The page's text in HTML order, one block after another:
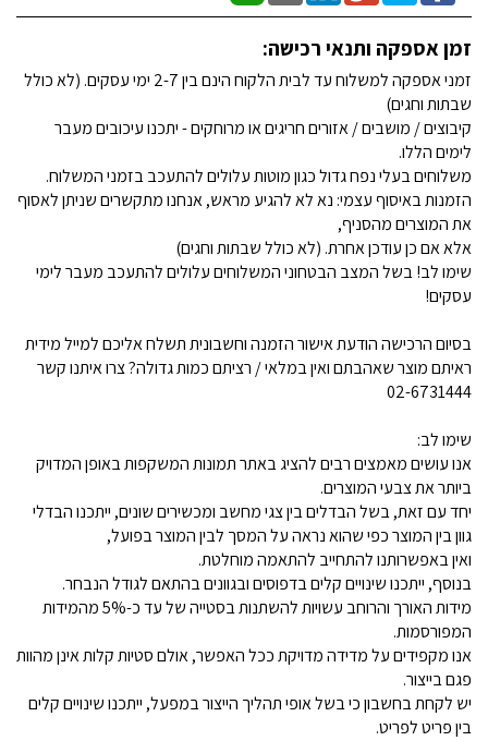
זמן אספקה ותנאי רכישה:
זמני אספקה למשלוח עד לבית הלקוח הינם בין 2-7 ימי עסקים. (לא כולל
שבתות וחגים)
קיבוצים / מושבים / אזורים חריגים או מרוחקים - יתכנו עיכובים מעבר
לימים הללו.
משלוחים בעלי נפח גדול כגון מוטות עלולים להתעכב בזמני המשלוח.
הזמנות באיסוף עצמי: נא לא להגיע מראש, אנחנו מתקשרים שניתן לאסוף
את המוצרים מהסניף,
אלא אם כן עודכן אחרת. (לא כולל שבתות וחגים)
שימו לב! בשל המצב הבטחוני המשלוחים עלולים להתעכב מעבר לימי
עסקים!
בסיום הרכישה הודעת אישור הזמנה וחשבונית תשלח אליכם למייל מידית
ראיתם מוצר שאהבתם ואין במלאי / רציתם כמות גדולה? צרו איתנו קשר
02-6731444
שימו לב:
אנו עושים מאמצים רבים להציג באתר תמונות המשקפות באופן המדויק
ביותר את צבעי המוצרים.
יחד עם זאת, בשל הבדלים בין צגי מחשב ומכשירים שונים, ייתכנו הבדלי
גוון בין המוצר כפי שהוא נראה על המסך לבין המוצר בפועל,
ואין באפשרותנו להתחייב להתאמה מוחלטת.
בנוסף, ייתכנו שינויים קלים בדפוסים ובגוונים בהתאם לגודל הנבחר.
מידות האורך והרוחב עשויות להשתנות בסטייה של עד כ-5% מהמידות
המפורסמות.
אנו מקפידים על מדידה מדויקת ככל האפשר, אולם סטיות קלות אינן מהוות
פגם בייצור.
יש לקחת בחשבון כי בשל אופי תהליך הייצור במפעל, ייתכנו שינויים קלים
בין פריט לפריט.